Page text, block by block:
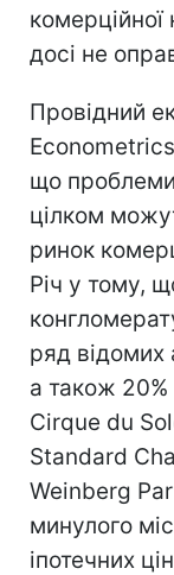
комерційної
досі не
Провідний
що
цілком
ринок
Річ у тому,
ряд відомих
а також 20%
Cirque du
Standard
Weinberg
минулого
іпотечних